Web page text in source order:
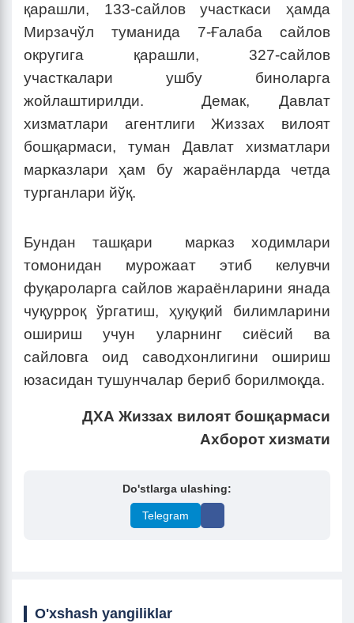
қарашли, 133-сайлов участкаси ҳамда
Мирзачўл туманида 7-Ғалаба сайлов
округига қарашли, 327-сайлов
участкалари ушбу биноларга
жойлаштирилди. Демак, Давлат
хизматлари агентлиги Жиззах вилоят
бошқармаси, туман Давлат хизматлари
марказлари ҳам бу жараёнларда четда
турганлари йўқ.
Бундан ташқари марказ ходимлари
томонидан мурожаат этиб келувчи
фуқароларга сайлов жараёнларини янада
чуқурроқ ўргатиш, ҳуқуқий билимларини
ошириш учун уларнинг сиёсий ва
сайловга оид саводхонлигини ошириш
юзасидан тушунчалар бериб борилмоқда.
ДХА Жиззах вилоят бошқармаси
Ахборот хизмати
Do'stlarga ulashing:
Telegram
O'xshash yangiliklar